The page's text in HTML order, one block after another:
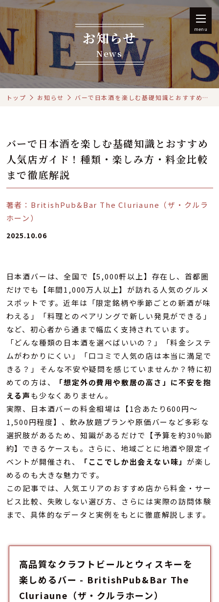
menu
お知らせ
News
トップ お知らせ バーで日本酒を楽しむ基礎知識とおすすめ人気店ガイド！種類・楽しみ方・料金比較まで徹底解説
バーで日本酒を楽しむ基礎知識とおすすめ
人気店ガイド！種類・楽しみ方・料金比較
まで徹底解説
著者：BritishPub&Bar The Cluriaune（ザ・クルラ
ホーン）
2025.10.06
日本酒バーは、全国で【5,000軒以上】存在し、首都圏
だけでも【年間1,000万人以上】が訪れる人気のグルメ
スポットです。近年は「限定銘柄や季節ごとの新酒が味
わえる」「料理とのペアリングで新しい発見ができる」
など、初心者から通まで幅広く支持されています。
「どんな種類の日本酒を選べばいいの？」「料金システ
ムがわかりにくい」「口コミで人気の店は本当に満足で
きる？」――そんな不安や疑問を感じていませんか？特に初
めての方は、
「想定外の費用や敷居の高さ」に不安を抱
える声も少なくありません。
実際、日本酒バーの料金相場は【1合あたり600円～
1,500円程度】、飲み放題プランや原価バーなど多彩な
選択肢があるため、知識があるだけで【予算を約30％節
約】できるケースも。さらに、地域ごとに地酒や限定イ
ベントが開催され、
「ここでしか出会えない味」 が楽し
めるのも大きな魅力です。
この記事では、人気エリアのおすすめ店から料金・サー
ビス比較、失敗しない選び方、さらには実際の訪問体験
まで、具体的なデータと実例をもとに徹底解説します。
高品質なクラフトビールとウィスキーを
楽しめるバー - BritishPub&Bar The
Cluriaune（ザ・クルラホーン）